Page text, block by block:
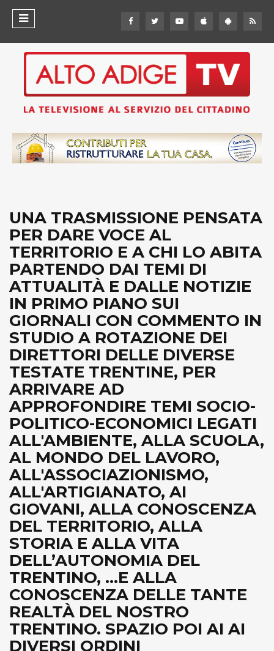
UNA TRASMISSIONE PENSATA
PER DARE VOCE AL
TERRITORIO E A CHI LO ABITA
PARTENDO DAI TEMI DI
ATTUALITÀ E DALLE NOTIZIE
IN PRIMO PIANO SUI
GIORNALI CON COMMENTO IN
STUDIO A ROTAZIONE DEI
DIRETTORI DELLE DIVERSE
TESTATE TRENTINE, PER
ARRIVARE AD
APPROFONDIRE TEMI SOCIO-
POLITICO-ECONOMICI LEGATI
ALL'AMBIENTE, ALLA SCUOLA,
AL MONDO DEL LAVORO,
ALL'ASSOCIAZIONISMO,
ALL'ARTIGIANATO, AI
GIOVANI, ALLA CONOSCENZA
DEL TERRITORIO, ALLA
STORIA E ALLA VITA
DELL’AUTONOMIA DEL
TRENTINO, ...E ALLA
CONOSCENZA DELLE TANTE
REALTÀ DEL NOSTRO
TRENTINO. SPAZIO POI AI AI
DIVERSI ORDINI